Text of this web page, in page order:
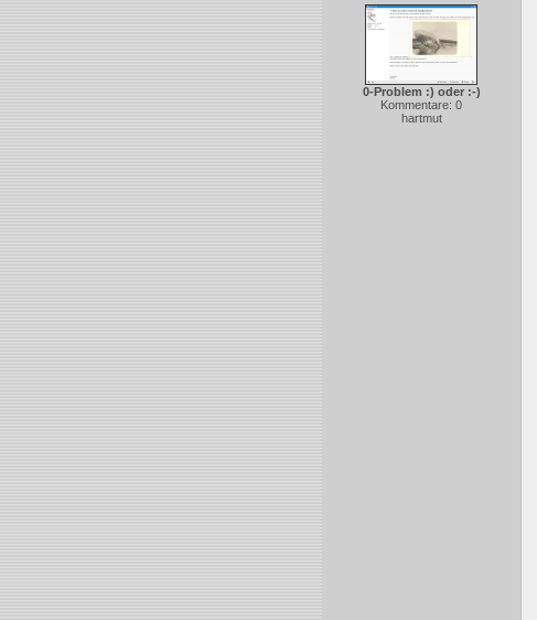
0-Problem :) oder :-)
Kommentare: 0
hartmut